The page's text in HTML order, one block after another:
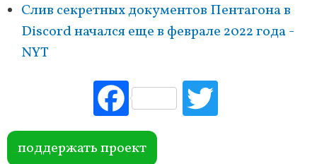
Слив секретных документов Пентагона в
Discord начался еще в феврале 2022 года -
NYT
Fac
ebo
ok
поддержать проект